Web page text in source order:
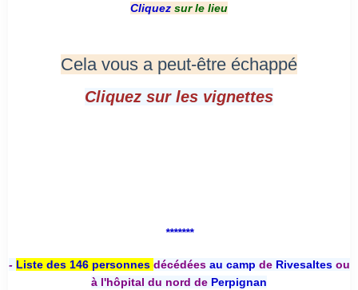
Cliquez sur le lieu
Cela vous a peut-être échappé
Cliquez sur les vignettes
*******
- Liste des 146 personnes décédées au camp deRivesaltesou
à l'hôpital du nord de Perpignan